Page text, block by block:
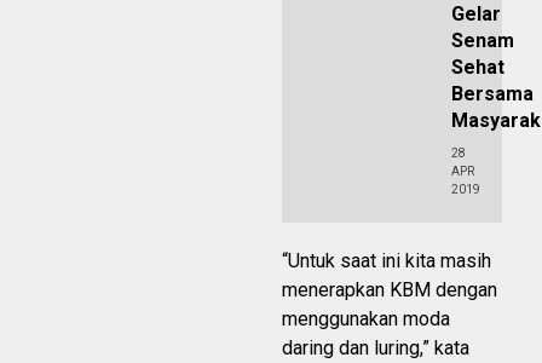
Gelar
Senam
Sehat
Bersama
28
APR
2019
“Untuk saat ini kita masih
menerapkan KBM dengan
menggunakan moda
daring dan luring,” kata